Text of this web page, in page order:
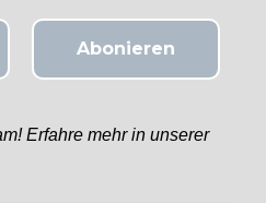
Erfahre mehr in unserer